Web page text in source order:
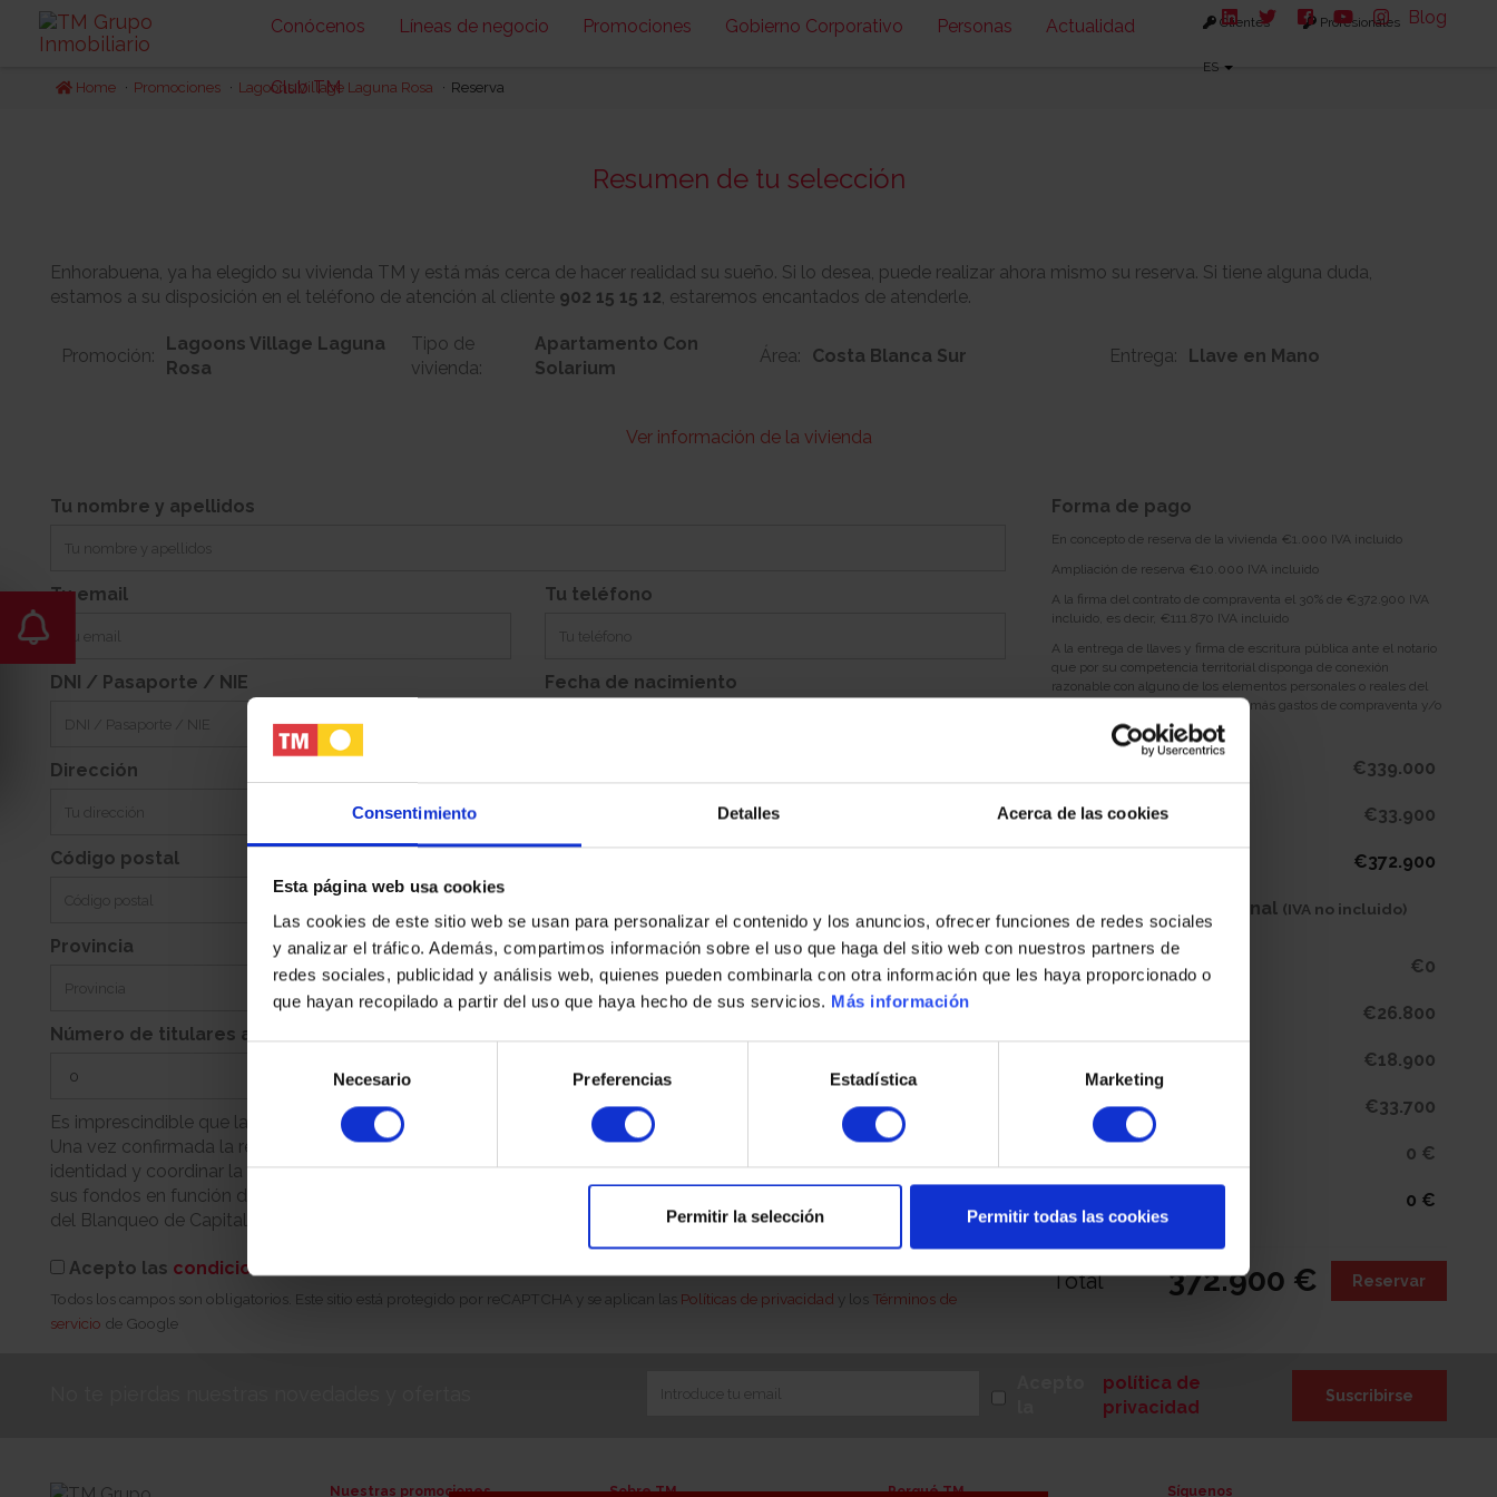
Consentimiento Detalles Acerca de las cookies
Esta página web usa cookies
Las cookies de este sitio web se usan para personalizar el contenido y los anuncios, ofrecer funciones de redes sociales
y analizar el tráfico. Además, compartimos información sobre el uso que haga del sitio web con nuestros partners de
redes sociales, publicidad y análisis web, quienes pueden combinarla con otra información que les haya proporcionado o
que hayan recopilado a partir del uso que haya hecho de sus servicios. Más información
consentimiento
Necesario Preferencias Estadística Marketing
Permitir la selección Permitir todas las cookies
Conócenos Líneas de negocio Promociones Gobierno Corporativo Personas Actualidad
Club TM
Clientes Profesionales
ES
Blog
Home Promociones Lagoons Village Laguna Rosa Reserva
Resumen de tu selección
Enhorabuena, ya ha elegido su vivienda TM y está más cerca de hacer realidad su sueño. Si lo desea, puede realizar ahora mismo su reserva. Si tiene alguna duda,
estamos a su disposición en el teléfono de atención al cliente 902 15 15 12, estaremos encantados de atenderle.
Promoción:
Lagoons Village Laguna
Rosa
Tipo de
vivienda:
Apartamento Con
Solarium
Área: Costa Blanca Sur Entrega: Llave en Mano
Ver información de la vivienda
2B 152m2
Jardin: - Desde 18.900€ Descargar planos
Tu nombre y apellidos
Tu email Tu teléfono
DNI / Pasaporte / NIE Fecha de nacimiento
Dirección
Código postal
Provincia País
Número de titulares adicionales
Es imprescindible que la persona que realiza la reserva online sea uno de los futuros titulares de la compraventa.
Una vez confirmada la reserva, nuestro equipo se pondrá en contacto con usted para solicitar acreditación de su
identidad y coordinar la cita para la firma. Recuerde que es obligatorio aportar la documentación sobre el origen de
sus fondos en función de su condición (persona física o jurídica), en cumplimiento de la Ley 10/2010 de Prevención
del Blanqueo de Capitales.
Acepto las condiciones de reserva
Todos los campos son obligatorios. Este sitio está protegido por reCAPTCHA y se aplican las Políticas de privacidad y los Términos de
servicio de Google
Forma de pago
En concepto de reserva de la vivienda €1.000 IVA incluido
Ampliación de reserva €10.000 IVA incluido
A la firma del contrato de compraventa el 30% de €372.900 IVA
incluido, es decir, €111.870 IVA incluido
A la entrega de llaves y firma de escritura pública ante el notario
que por su competencia territorial disponga de conexión
razonable con alguno de los elementos personales o reales del
negocio, €260.030 IVA incluido, más gastos de compraventa y/o
€339.000
IVA (10%) €33.900
€372.900
Equipamiento Opcional (IVA no incluido)
€0
€26.800
€18.900
L-Gance €33.700
0 €
0 €
Total 372.900 € Reservar
política de
privacidad
Suscribirse
Nuestras promociones Sobre TM Porqué TM Síguenos